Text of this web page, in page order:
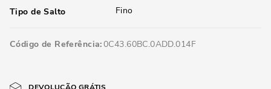
Tipo de Salto Fino
Código de Referência 0C43.60BC.0ADD.014F